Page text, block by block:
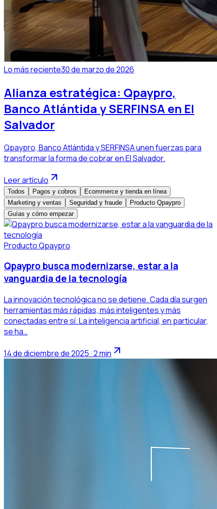
Lo más reciente30 de marzo de 2026
Alianza estratégica: Qpaypro,
Banco Atlántida y SERFINSA en El
Salvador
Qpaypro, Banco Atlántida y SERFINSA unen fuerzas para
transformar la forma de cobrar en El Salvador.
Leer artículo
Todos Pagos y cobros
Ecommerce y tienda en línea
Marketing y ventas
Seguridad y fraude
Producto Qpaypro
Guías y cómo empezar
Producto Qpaypro
Qpaypro busca modernizarse, estar a la
vanguardia de la tecnología
La innovación tecnológica no se detiene. Cada día surgen
herramientas más rápidas, más inteligentes y más
conectadas entre sí. La inteligencia artificial, en particular,
se ha…
14 de diciembre de 2025 · 2 min